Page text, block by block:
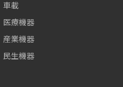
車載
医療機器
産業機器
民生機器